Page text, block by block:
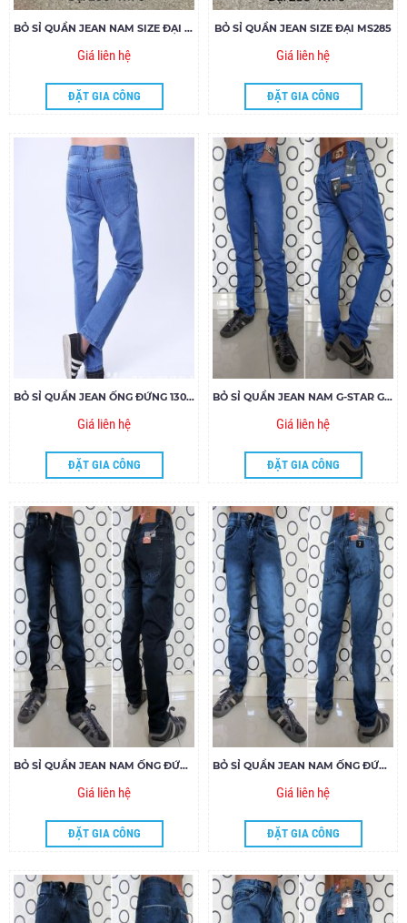
BỎ SỈ QUẦN JEAN NAM SIZE ĐẠI MS290-Q170
Giá liên hệ
ĐẶT GIA CÔNG
BỎ SỈ QUẦN JEAN SIZE ĐẠI MS285
Giá liên hệ
ĐẶT GIA CÔNG
BỎ SỈ QUẦN JEAN ỐNG ĐỨNG 130.19- G155
Giá liên hệ
ĐẶT GIA CÔNG
BỎ SỈ QUẦN JEAN NAM G-STAR GIÁ RẺ 8180 - M160
Giá liên hệ
ĐẶT GIA CÔNG
BỎ SỈ QUẦN JEAN NAM ỐNG ĐỨNG 266 - E180
Giá liên hệ
ĐẶT GIA CÔNG
BỎ SỈ QUẦN JEAN NAM ỐNG ĐỨNG 294 - E180
Giá liên hệ
ĐẶT GIA CÔNG